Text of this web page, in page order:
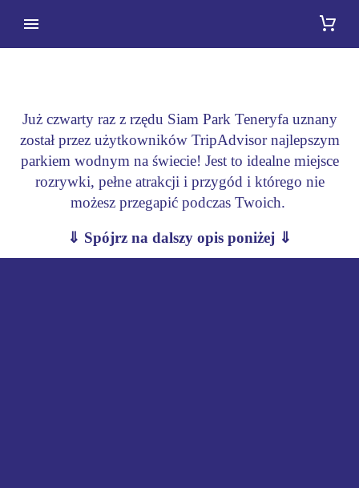
Już czwarty raz z rzędu Siam Park Teneryfa uznany
został przez użytkowników TripAdvisor najlepszym
parkiem wodnym na świecie! Jest to idealne miejsce
rozrywki, pełne atrakcji i przygód i którego nie
możesz przegapić podczas Twoich.
⇓ Spójrz na dalszy opis poniżej ⇓